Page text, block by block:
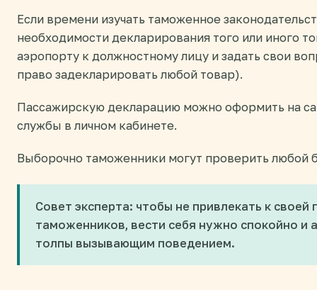
Если времени изучать таможенное
необходимости декларирования того или иного
аэропорту к должностному лицу и задать свои
право задекларировать любой товар).
Пассажирскую декларацию можно оформить на
службы в личном кабинете.
Выборочно таможенники могут проверить любой
Совет эксперта: чтобы не привлекать к
таможенников, вести себя нужно спокойно и
толпы вызывающим поведением.